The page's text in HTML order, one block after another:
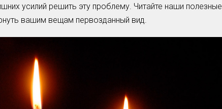
Советы новичкам
усилий решить эту проблему. Читайте наши полезные
вашим вещам первозданный вид.